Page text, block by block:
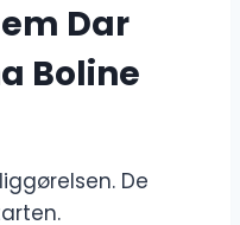
Dar
Boline
De